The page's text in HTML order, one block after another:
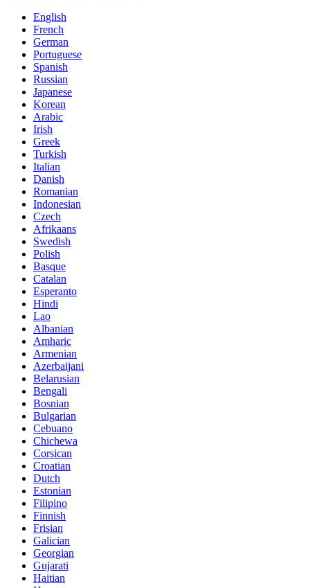
English
French
German
Portuguese
Spanish
Russian
Japanese
Korean
Arabic
Irish
Greek
Turkish
Italian
Danish
Romanian
Indonesian
Czech
Afrikaans
Swedish
Polish
Basque
Catalan
Esperanto
Hindi
Lao
Albanian
Amharic
Armenian
Azerbaijani
Belarusian
Bengali
Bosnian
Bulgarian
Cebuano
Chichewa
Corsican
Croatian
Dutch
Estonian
Filipino
Finnish
Frisian
Galician
Georgian
Gujarati
Haitian